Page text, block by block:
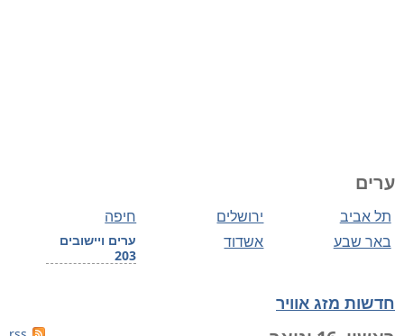
ערים
חיפה ירושלים תל אביב
ערים ויישובים
203
אשדוד באר שבע
חדשות מזג אוויר